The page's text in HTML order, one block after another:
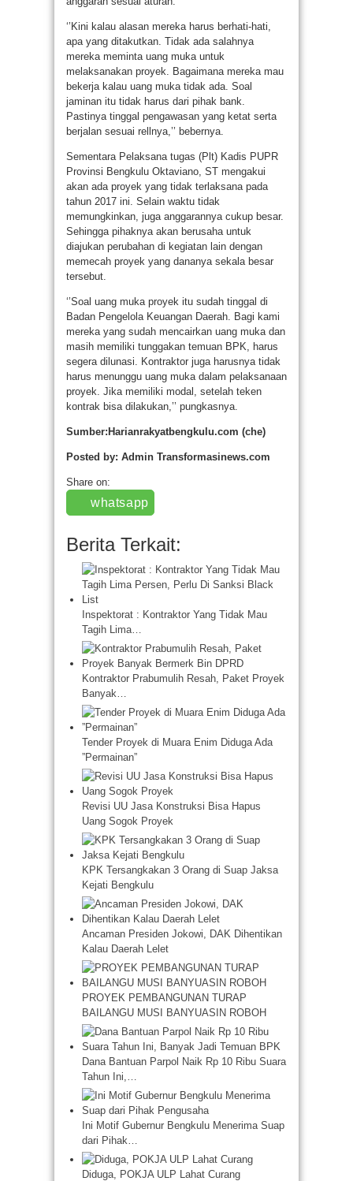
‘’Kini kalau alasan mereka harus berhati-hati,
apa yang ditakutkan. Tidak ada salahnya
mereka meminta uang muka untuk
melaksanakan proyek. Bagaimana mereka mau
bekerja kalau uang muka tidak ada. Soal
jaminan itu tidak harus dari pihak bank.
Pastinya tinggal pengawasan yang ketat serta
berjalan sesuai rellnya,’’ bebernya.
Sementara Pelaksana tugas (Plt) Kadis PUPR
Provinsi Bengkulu Oktaviano, ST mengakui
akan ada proyek yang tidak terlaksana pada
tahun 2017 ini. Selain waktu tidak
memungkinkan, juga anggarannya cukup besar.
Sehingga pihaknya akan berusaha untuk
diajukan perubahan di kegiatan lain dengan
memecah proyek yang dananya sekala besar
tersebut.
‘’Soal uang muka proyek itu sudah tinggal di
Badan Pengelola Keuangan Daerah. Bagi kami
mereka yang sudah mencairkan uang muka dan
masih memiliki tunggakan temuan BPK, harus
segera dilunasi. Kontraktor juga harusnya tidak
harus menunggu uang muka dalam pelaksanaan
proyek. Jika memiliki modal, setelah teken
kontrak bisa dilakukan,’’ pungkasnya.
Sumber:Harianrakyatbengkulu.com (che)
Posted by: Admin Transformasinews.com
Share on:
whatsapp
Berita Terkait:
Inspektorat : Kontraktor Yang Tidak Mau
Tagih Lima…
Kontraktor Prabumulih Resah, Paket Proyek
Banyak…
Tender Proyek di Muara Enim Diduga Ada
”Permainan”
Revisi UU Jasa Konstruksi Bisa Hapus
Uang Sogok Proyek
KPK Tersangkakan 3 Orang di Suap Jaksa
Kejati Bengkulu
Ancaman Presiden Jokowi, DAK Dihentikan
Kalau Daerah Lelet
PROYEK PEMBANGUNAN TURAP
BAILANGU MUSI BANYUASIN ROBOH
Dana Bantuan Parpol Naik Rp 10 Ribu Suara
Tahun Ini,…
Ini Motif Gubernur Bengkulu Menerima Suap
dari Pihak…
Diduga, POKJA ULP Lahat Curang